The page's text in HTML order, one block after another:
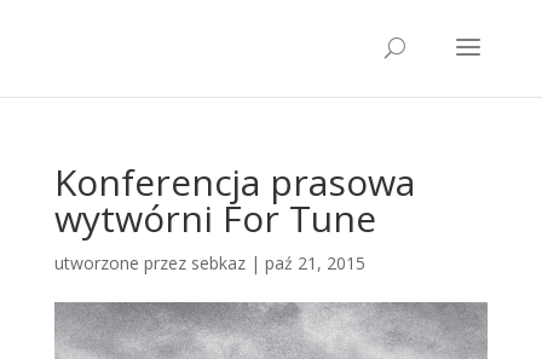
Konferencja prasowa
wytwórni For Tune
utworzone przez sebkaz| paź 21, 2015